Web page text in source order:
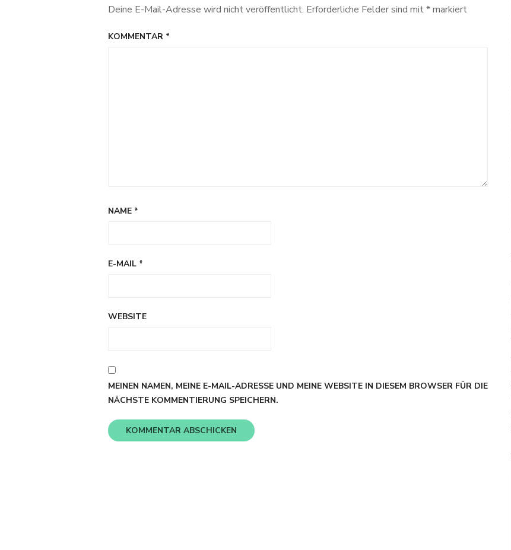
Deine E-Mail-Adresse wird nicht veröffentlicht. Erforderliche Felder sind mit*markiert
KOMMENTAR *
NAME *
E-MAIL *
WEBSITE
MEINEN NAMEN, MEINE E-MAIL-ADRESSE UND MEINE WEBSITE IN DIESEM BROWSER FÜR DIE
NÄCHSTE KOMMENTIERUNG SPEICHERN.